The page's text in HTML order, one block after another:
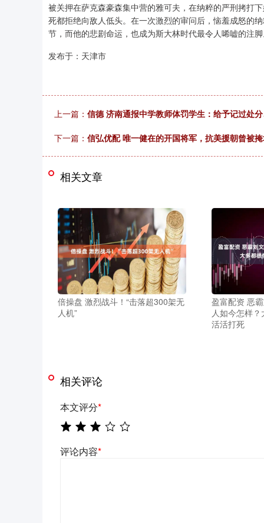
被关押在萨克森豪森集中营的雅可夫，在纳粹的严刑拷打
死都拒绝向敌人低头。在一次激烈的审问后，恼羞成怒的
节，而他的悲剧命运，也成为斯大林时代最令人唏嘘的注
发布于：天津市
上一篇： 信德 济南通报中学教师体罚学生：给予记过处
下一篇： 信弘优配 唯一健在的开国将军，抗美援朝曾被
相关文章
倍操盘 激烈战斗！“击落超300架无
人机”
盈富配资 恶
人如今怎样
活活打死
相关评论
本文评分*
评论内容*